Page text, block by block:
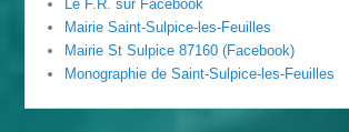
Le F.R. sur Facebook
Mairie Saint-Sulpice-les-Feuilles
Mairie St Sulpice 87160 (Facebook)
Monographie de Saint-Sulpice-les-Feuilles